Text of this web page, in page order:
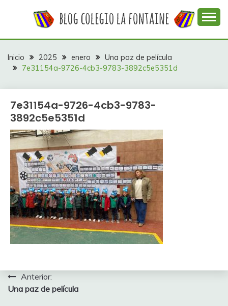
COLEGIO LA
FONTAINE
colegio La Fontaine
Inicio 2025 enero
Una paz de película
7e31154a-9726-4cb3-9783-3892c5e5351d
7e31154a-9726-4cb3-9783-
3892c5e5351d
Navegación
de
Anterior:
Una paz de película